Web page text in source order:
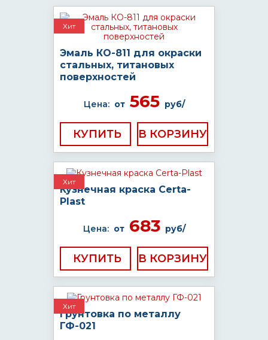
Хит
Эмаль КО-811 для окраски
стальных, титановых
поверхностей
Цена: от565 руб/
КУПИТЬ
Хит
Кузнечная краска Certa-
Plast
Цена: от683 руб/
КУПИТЬ
Хит
Грунтовка по металлу
ГФ-021